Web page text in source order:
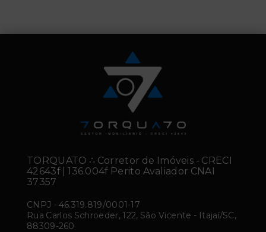
TORQUATO ∴ Corretor de Imóveis - CRECI
42643f | 136.004f Perito Avaliador CNAI
37357
CNPJ - 46.319.819/0001-17
Rua Carlos Schroeder, 122, São Vicente - Itajaí/SC,
88309-260